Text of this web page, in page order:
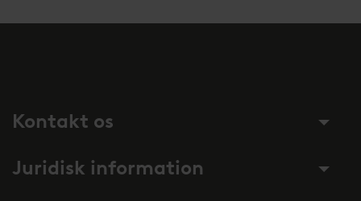
Kontakt os
Juridisk information